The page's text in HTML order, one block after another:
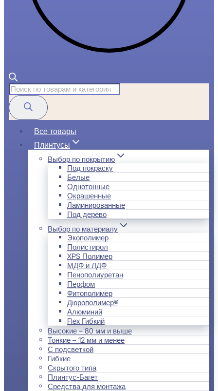
Поиск
товаров
Все товары
Плинтусы
Выбор по покрытию
Под покраску
Белые
Однотонные
Окрашенные
Ламинированные
Под дерево
Выбор по материалу
Экополимер
Полистирол
XPS Полимер
МДФ и ЛДФ
Пенополиуретан
Перфом
Фитополимер
Дюрополимер®
Алюминий
Flex Гибкий
Высокие – 80 мм и выше
Тонкие – 12 мм и менее
С подсветкой
Гибкие
Скрытого типа
Плинтус-Багет
Средства для монтажа